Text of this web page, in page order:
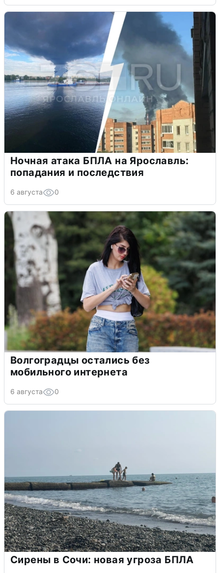
Ночная атака БПЛА на Ярославль:
попадания и последствия
6 августа 0
Волгоградцы остались без
мобильного интернета
6 августа 0
Сирены в Сочи: новая угроза БПЛА